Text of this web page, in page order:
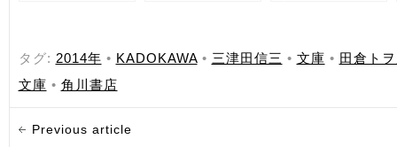
タグ: 2014年 • KADOKAWA• 三津田信三 • 文庫 • 田倉ト
文庫 • 角川書店
Previous article